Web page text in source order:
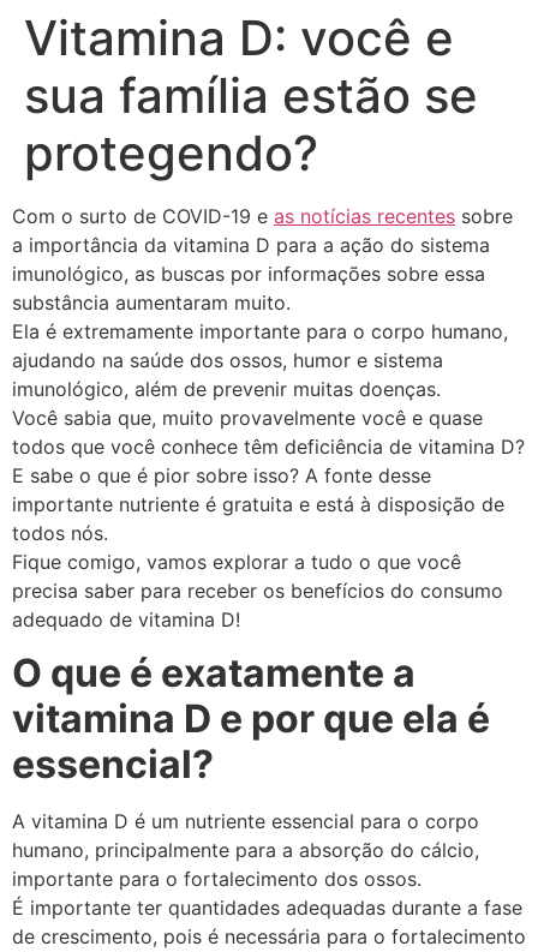
Vitamina D: você e
sua família estão se
protegendo?
Com o surto de COVID-19 e as notícias recentes sobre
a importância da vitamina D para a ação do sistema
imunológico, as buscas por informações sobre essa
substância aumentaram muito.
Ela é extremamente importante para o corpo humano,
ajudando na saúde dos ossos, humor e sistema
imunológico, além de prevenir muitas doenças.
Você sabia que, muito provavelmente você e quase
todos que você conhece têm deficiência de vitamina D?
E sabe o que é pior sobre isso? A fonte desse
importante nutriente é gratuita e está à disposição de
todos nós.
Fique comigo, vamos explorar a tudo o que você
precisa saber para receber os benefícios do consumo
adequado de vitamina D!
O que é exatamente a
vitamina D e por que ela é
essencial?
A vitamina D é um nutriente essencial para o corpo
humano, principalmente para a absorção do cálcio,
importante para o fortalecimento dos ossos.
É importante ter quantidades adequadas durante a fase
de crescimento, pois é necessária para o fortalecimento